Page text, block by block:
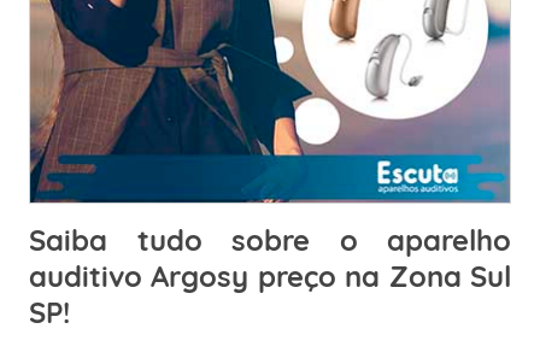
Saiba tudo sobre o aparelho
auditivo Argosy preço na Zona Sul
SP!